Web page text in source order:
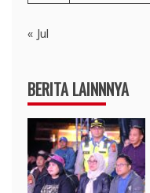
« Jul
BERITA LAINNNYA